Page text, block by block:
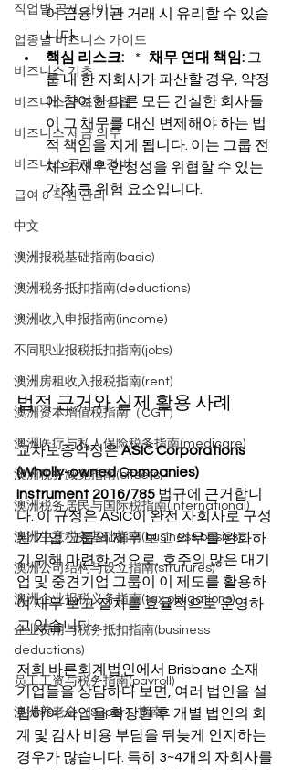
직업별 공제 가이드
업종별 비즈니스 가이드
비즈니스 기초
비즈니스 구조 & 설립
비즈니스 세금 의무
비즈니스 공제 & 경비
급여 & 직원 관리
中文
澳洲报税基础指南(basic)
澳洲税务抵扣指南(deductions)
澳洲收入申报指南(income)
不同职业报税抵扣指南(jobs)
澳洲房租收入报税指南(rent)
澳洲资本增值税指南（CGT）
澳洲医疗与私人保险税务指南(medicare)
澳洲税务减免指南(offsets)
澳洲税务居民与国际税指南(international)
澳洲生意税务基础指南(business basics)
澳洲公司结构与设立指南(strutures)
澳洲企业报税义务指南(tax obligations)
企业费用与税务抵扣指南(business
deductions)
员工工资与税务指南(payroll)
澳洲养老金（Super）指南
어 금융 기관 거래 시 유리할 수 있습
니다.
핵심 리스크:
    *
채무 연대 책임: 그
룹 내 한 자회사가 파산할 경우, 약정
에 참여한 다른 모든 건실한 회사들
이 그 채무를 대신 변제해야 하는 법
적 책임을 지게 됩니다. 이는 그룹 전
체의 재무 안정성을 위협할 수 있는
가장 큰 위험 요소입니다.
법적 근거와 실제 활용 사례
교차보증약정은 ASIC Corporations
(Wholly-owned Companies)
Instrument 2016/785 법규에 근거합니
다. 이 규정은 ASIC이 완전 자회사로 구성
된 기업 그룹의 재무 보고 의무를 완화하
기 위해 마련한 것으로, 호주의 많은 대기
업 및 중견기업 그룹이 이 제도를 활용하
여 재무 보고 절차를 효율적으로 운영하
고 있습니다.
저희 바른회계법인에서 Brisbane 소재
기업들을 상담하다 보면, 여러 법인을 설
립하여 사업을 확장한 후 개별 법인의 회
계 및 감사 비용 부담을 뒤늦게 인지하는
경우가 많습니다. 특히 3~4개의 자회사를